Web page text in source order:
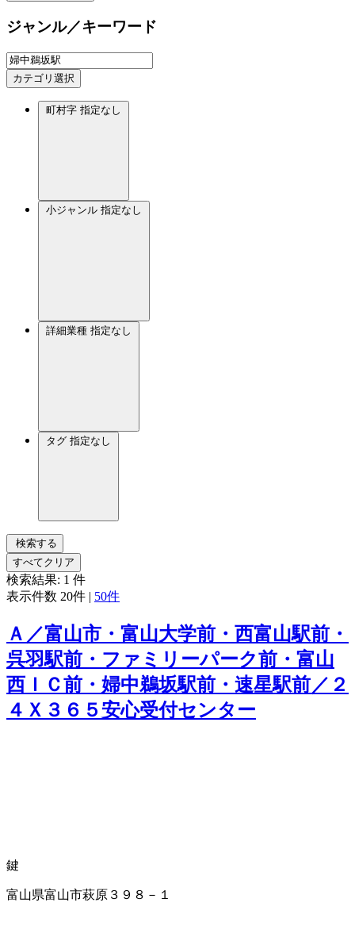
ジャンル／キーワード
カテゴリ選択
町村字 指定なし
小ジャンル 指定なし
詳細業種 指定なし
タグ 指定なし
検索する
すべてクリア
検索結果: 1 件
表示件数 20件 | 50件
Ａ／富山市・富山大学前・西富山駅前・
呉羽駅前・ファミリーパーク前・富山
西ＩＣ前・婦中鵜坂駅前・速星駅前／２
４Ｘ３６５安心受付センター
鍵
富山県富山市萩原３９８－１